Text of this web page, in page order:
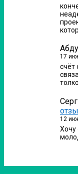
17
счёт
12
Хочу